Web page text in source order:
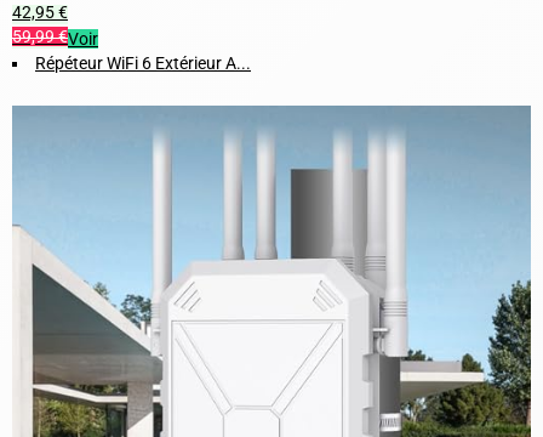
42,95 €
59,99 €Voir
Répéteur WiFi 6 Extérieur A...